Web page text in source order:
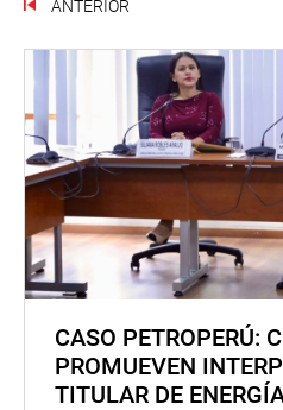
ANTERIOR
CASO PETROPERÚ:
PROMUEVEN
TITULAR DE